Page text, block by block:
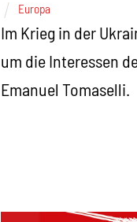
Europa
Im Krieg in der
um die Interessen
Emanuel Tomaselli.